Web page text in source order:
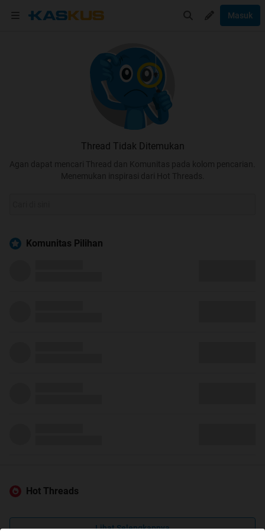
Masuk
Thread Tidak Ditemukan
Agan dapat mencari Thread dan Komunitas pada kolom pencarian.
Menemukan inspirasi dari Hot Threads.
Komunitas Pilihan
Hot Threads
Lihat Selengkapnya